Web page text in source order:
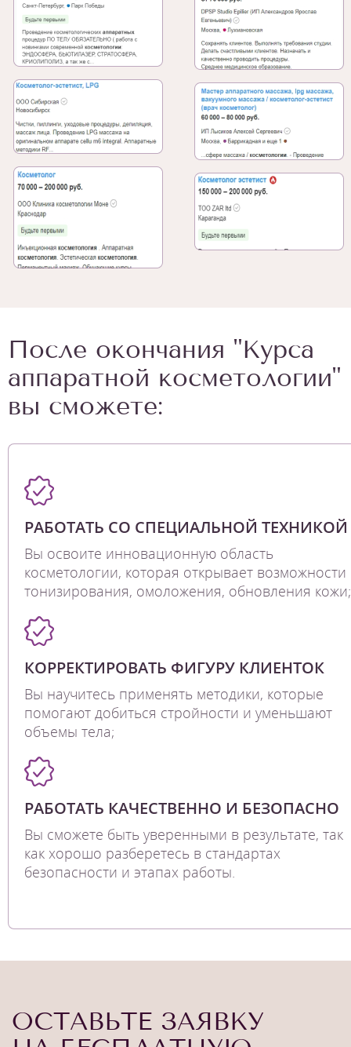
После окончания "Курса
аппаратной косметологии"
вы сможете:
РАБОТАТЬ СО СПЕЦИАЛЬНОЙ ТЕХНИКОЙ
Вы освоите инновационную область
косметологии, которая открывает возможности
тонизирования, омоложения, обновления кожи;
КОРРЕКТИРОВАТЬ ФИГУРУ КЛИЕНТОК
Вы научитесь применять методики, которые
помогают добиться стройности и уменьшают
объемы тела;
РАБОТАТЬ КАЧЕСТВЕННО И БЕЗОПАСНО
Вы сможете быть уверенными в результате, так
как хорошо разберетесь в стандартах
безопасности и этапах работы.
ОСТАВЬТЕ ЗАЯВКУ